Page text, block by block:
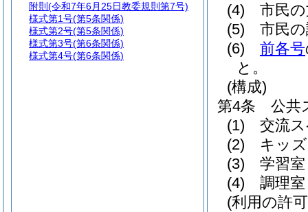
(4)
市民
(5)
市民
(6)
前各号
と。
(構成)
第4条
公共
(1)
交流
(2)
キッ
(3)
学習室
(4)
調理室
(利用の許
附則 (令和7年6月25日教委規則第7号)
様式第1号(第5条関係)
様式第2号(第5条関係)
様式第3号(第6条関係)
様式第4号(第6条関係)